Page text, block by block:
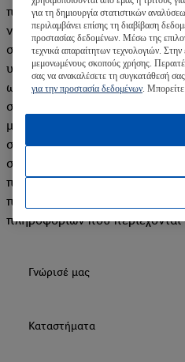
περιεχόμενο των σελίδων
νομικές παραβιάσεις. Ωστόσο,
στο περιεχόμενο των σελίδων
υιοθετεί ρητά το περιεχόμενο
ως δικό της περιεχόμενο. Η Lidl
σελίδες σε τακτά χρονικά
μια νομική παράβαση σε μια
σύνδεσμος θα αφαιρεθεί
συνδεδεμένου ιστότοπου είναι
παράνομο, εσφαλμένο ή
που προκαλούνται από τη
πληροφοριών που περιέχονται
Γνώρισέ μας
Καταστήματα
για τη δημιουργία στατιστικών
περιλαμβάνει επίσης τη διαβίβαση
προστασίας δεδομένων. Μέσω της
τεχνικά απαραίτητων τεχνολογιών.
μεμονωμένους σκοπούς χρήσης.
σας να ανακαλέσετε τη συγκατάθεσή
για την προστασία δεδομένων .